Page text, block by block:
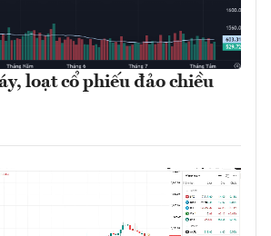
loạt cổ phiếu đảo chiều